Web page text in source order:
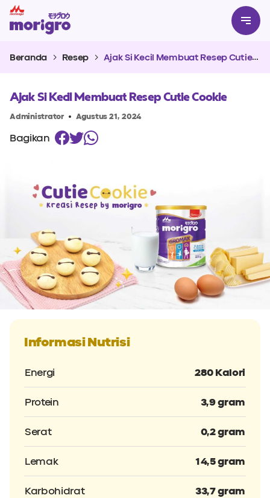
Beranda Resep Ajak Si Kecil Membuat Resep Cutie Cookie
Ajak Si Kecil Membuat Resep Cutie Cookie
Administrator Agustus 21, 2024
Bagikan
Informasi Nutrisi
Energi 280 Kalori
Protein 3,9 gram
Serat 0,2 gram
Lemak 14,5 gram
Karbohidrat 33,7 gram